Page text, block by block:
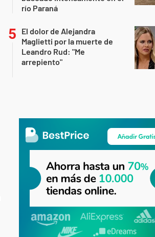
río Paraná
El dolor de Alejandra
Maglietti por la muerte de
Leandro Rud: "Me
arrepiento"